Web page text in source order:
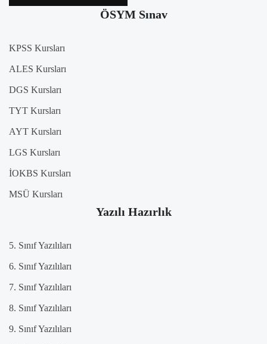
ÖSYM Sınav
KPSS Kursları
ALES Kursları
DGS Kursları
TYT Kursları
AYT Kursları
LGS Kursları
İOKBS Kursları
MSÜ Kursları
Yazılı Hazırlık
5. Sınıf Yazılıları
6. Sınıf Yazılıları
7. Sınıf Yazılıları
8. Sınıf Yazılıları
9. Sınıf Yazılıları